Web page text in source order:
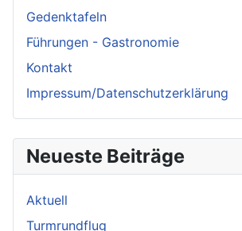
Gedenktafeln
Führungen - Gastronomie
Kontakt
Impressum/Datenschutzerklärung
Neueste Beiträge
Aktuell
Turmrundflug